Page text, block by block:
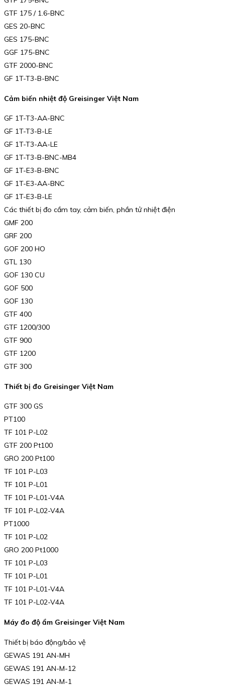
GTF 175 / 1.6-BNC
GES 20-BNC
GES 175-BNC
GGF 175-BNC
GTF 2000-BNC
GF 1T-T3-B-BNC
Cảm biến nhiệt độ Greisinger Việt Nam
GF 1T-T3-AA-BNC
GF 1T-T3-B-LE
GF 1T-T3-AA-LE
GF 1T-T3-B-BNC-MB4
GF 1T-E3-B-BNC
GF 1T-E3-AA-BNC
GF 1T-E3-B-LE
Các thiết bị đo cầm tay, cảm biến, phần tử nhiệt điện
GMF 200
GRF 200
GOF 200 HO
GTL 130
GOF 130 CU
GOF 500
GOF 130
GTF 400
GTF 1200/300
GTF 900
GTF 1200
GTF 300
Thiết bị đo Greisinger Việt Nam
GTF 300 GS
PT100
TF 101 P-L02
GTF 200 Pt100
GRO 200 Pt100
TF 101 P-L03
TF 101 P-L01
TF 101 P-L01-V4A
TF 101 P-L02-V4A
PT1000
TF 101 P-L02
GRO 200 Pt1000
TF 101 P-L03
TF 101 P-L01
TF 101 P-L01-V4A
TF 101 P-L02-V4A
Máy đo độ ẩm Greisinger Việt Nam
Thiết bị báo động/bảo vệ
GEWAS 191 AN-MH
GEWAS 191 AN-M-12
GEWAS 191 AN-M-1